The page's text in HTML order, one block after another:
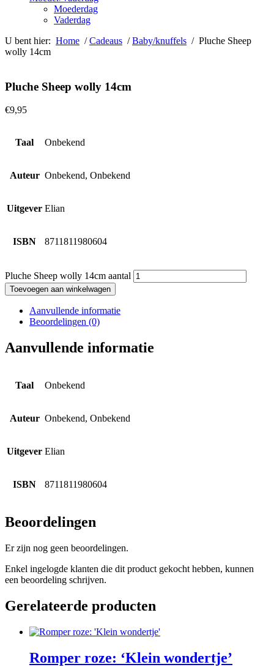
Moederdag
Vaderdag
U bent hier: Home /Cadeaus /Baby/knuffels / Pluche Sheep
wolly 14cm
Pluche Sheep wolly 14cm
€9,95
Taal Onbekend
Auteur Onbekend, Onbekend
Uitgever Elian
ISBN 8711811980604
Pluche Sheep wolly 14cm aantal
Toevoegen aan winkelwagen
Aanvullende informatie
Beoordelingen (0)
Aanvullende informatie
Taal Onbekend
Auteur Onbekend, Onbekend
Uitgever Elian
ISBN 8711811980604
Beoordelingen
Er zijn nog geen beoordelingen.
Enkel ingelogde klanten die dit product gekocht hebben, kunnen
een beoordeling schrijven.
Gerelateerde producten
Romper roze: ‘Klein wondertje’